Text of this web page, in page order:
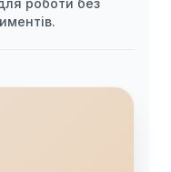
роботи без